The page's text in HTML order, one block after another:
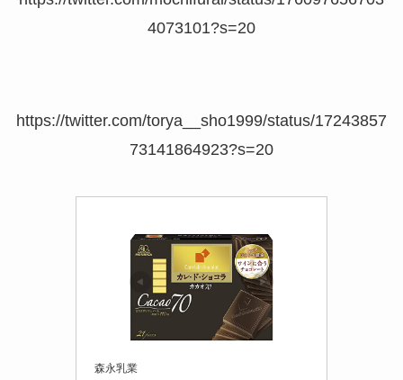
4073101?s=20
https://twitter.com/torya__sho1999/status/17243857
73141864923?s=20
森永乳業